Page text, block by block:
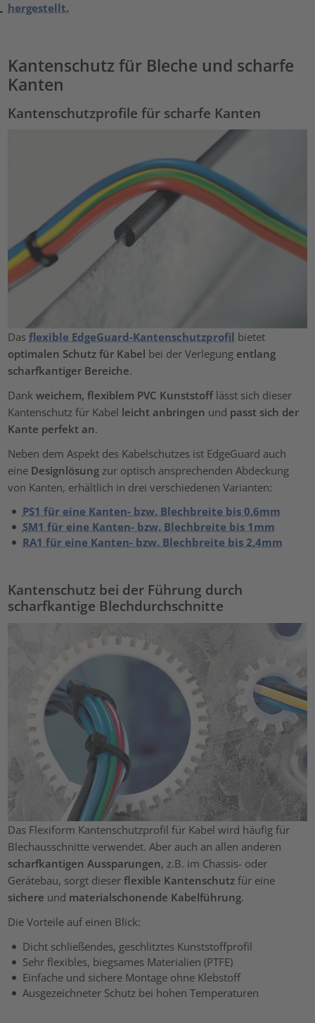
hergestellt.
Kantenschutz für Bleche und scharfe
Kanten
Kantenschutzprofile für scharfe Kanten
Dasflexible EdgeGuard-Kantenschutzprofil bietet
optimalen Schutz für Kabel bei der Verlegung entlang
scharfkantiger Bereiche.
Dankweichem, flexiblem PVC Kunststoff lässt sich dieser
Kantenschutz für Kabel leicht anbringen und passt sich der
Kante perfekt an.
Neben dem Aspekt des Kabelschutzes ist EdgeGuard auch
eine Designlösungzur optisch ansprechenden Abdeckung
von Kanten, erhältlich in drei verschiedenen Varianten:
PS1 für eine Kanten- bzw. Blechbreite bis 0,6mm
SM1 für eine Kanten- bzw. Blechbreite bis 1mm
RA1 für eine Kanten- bzw. Blechbreite bis 2,4mm
Kantenschutz bei der Führung durch
scharfkantige Blechdurchschnitte
Das Flexiform Kantenschutzprofil für Kabel wird häufig für
Blechausschnitte verwendet. Aber auch an allen anderen
scharfkantigen Aussparungen, z.B. im Chassis- oder
Gerätebau, sorgt dieserflexible Kantenschutz für eine
sichere und materialschonende Kabelführung.
Die Vorteile auf einen Blick:
Dicht schließendes, geschlitztes Kunststoffprofil
Sehr flexibles, biegsames Materialien (PTFE)
Einfache und sichere Montage ohne Klebstoff
Ausgezeichneter Schutz bei hohen Temperaturen